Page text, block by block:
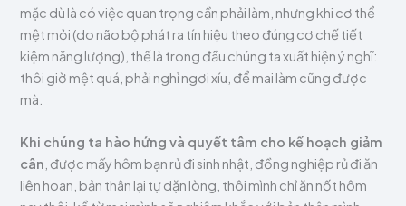
mặc dù là có việc quan trọng cần phải làm, nhưng khi cơ thể
mệt mỏi (do não bộ phát ra tín hiệu theo đúng cơ chế tiết
kiệm năng lượng), thế là trong đầu chúng ta xuất hiện ý nghĩ:
thôi giờ mệt quá, phải nghỉ ngơi xíu, để mai làm cũng được
mà.
Khi chúng ta hào hứng và quyết tâm cho kế hoạch giảm
cân , được mấy hôm bạn rủ đi sinh nhật, đồng nghiệp rủ đi ăn
liên hoan, bản thân lại tự dặn lòng, thôi mình chỉ ăn nốt hôm